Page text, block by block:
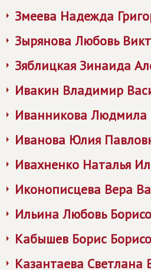
Змеева Надежда
Зырянова Любовь
Зяблицкая Зинаида
Ивакин Владимир
Иванникова Людмила
Иванова Юлия
Ивахненко Наталья
Иконописцева Вера
Ильина Любовь
Кабышев Борис
Казантаева